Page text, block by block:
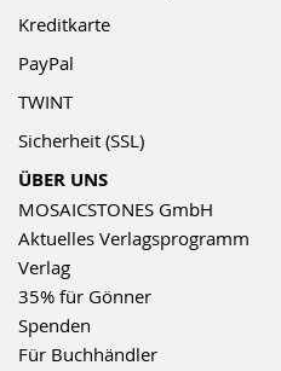
Kreditkarte
PayPal
TWINT
Sicherheit (SSL)
ÜBER UNS
MOSAICSTONES GmbH
Aktuelles Verlagsprogramm
Verlag
35% für Gönner
Spenden
Für Buchhändler